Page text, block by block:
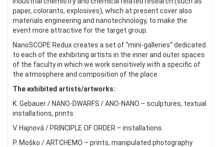
paper, colorants, explosives), which at present cover also
materials engineering and nanotechnology, to make the
event more attractive for the target group.
NanoSCOPE Redux creates a set of “mini-galleries“ dedicated
to each of the exhibiting artists in the inner and outer spaces
of the faculty in which we work sensitively with a specific of
the atmosphere and composition of the place.
The exhibited artists/artworks:
K. Gebauer / NANO-DWARFS / ANO-NANO – sculptures, textual
installations, prints
V. Hajnová / PRINCIPLE OF ORDER – installations
P. Moško / ARTCHEMO – prints, manipulated photography